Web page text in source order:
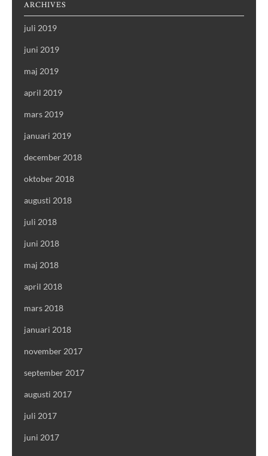
ARCHIVES
juli 2019
juni 2019
maj 2019
april 2019
mars 2019
januari 2019
december 2018
oktober 2018
augusti 2018
juli 2018
juni 2018
maj 2018
april 2018
mars 2018
januari 2018
november 2017
september 2017
augusti 2017
juli 2017
juni 2017